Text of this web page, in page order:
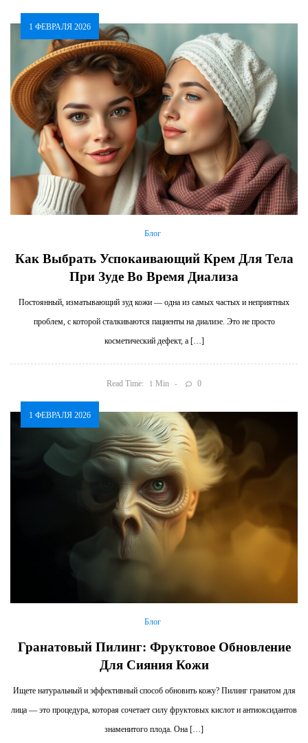
1 ФЕВРАЛЯ 2026
Блог
Как Выбрать Успокаивающий Крем Для Тела
При Зуде Во Время Диализа
Постоянный, изматывающий зуд кожи — одна из самых частых и неприятных
проблем, с которой сталкиваются пациенты на диализе. Это не просто
косметический дефект, а […]
Read Time: 1 Min 0
1 ФЕВРАЛЯ 2026
Блог
Гранатовый Пилинг: Фруктовое Обновление
Для Сияния Кожи
Ищете натуральный и эффективный способ обновить кожу? Пилинг гранатом для
лица — это процедура, которая сочетает силу фруктовых кислот и антиоксидантов
знаменитого плода. Она […]